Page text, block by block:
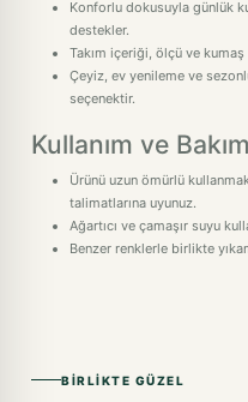
Konforlu dokusuyla günlük
destekler.
Takım içeriği, ölçü ve kumaş
Çeyiz, ev yenileme ve
seçenektir.
Kullanım ve
Ürünü uzun ömürlü
talimatlarına uyunuz.
Ağartıcı ve çamaşır suyu
Benzer renklerle birlikte
BIRLIKTE GÜZEL